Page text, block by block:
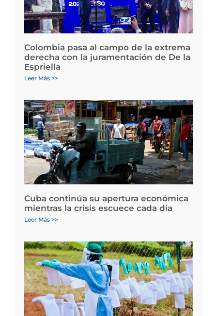
Colombia pasa al campo de la extrema
derecha con la juramentación de De la
Espriella
Leer Más >>
Cuba continúa su apertura económica
mientras la crisis escuece cada día
Leer Más >>